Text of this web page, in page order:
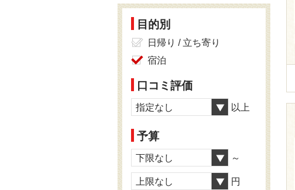
目的別
日帰り / 立ち寄り
宿泊
口コミ評価
指定なし 以上
予算
下限なし ～
上限なし 円